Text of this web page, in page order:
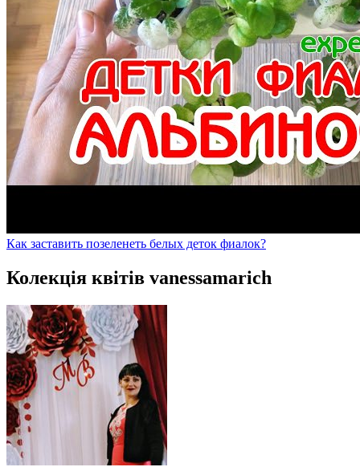
Как заставить позеленеть белых деток фиалок?
Колекція квітів vanessamarich